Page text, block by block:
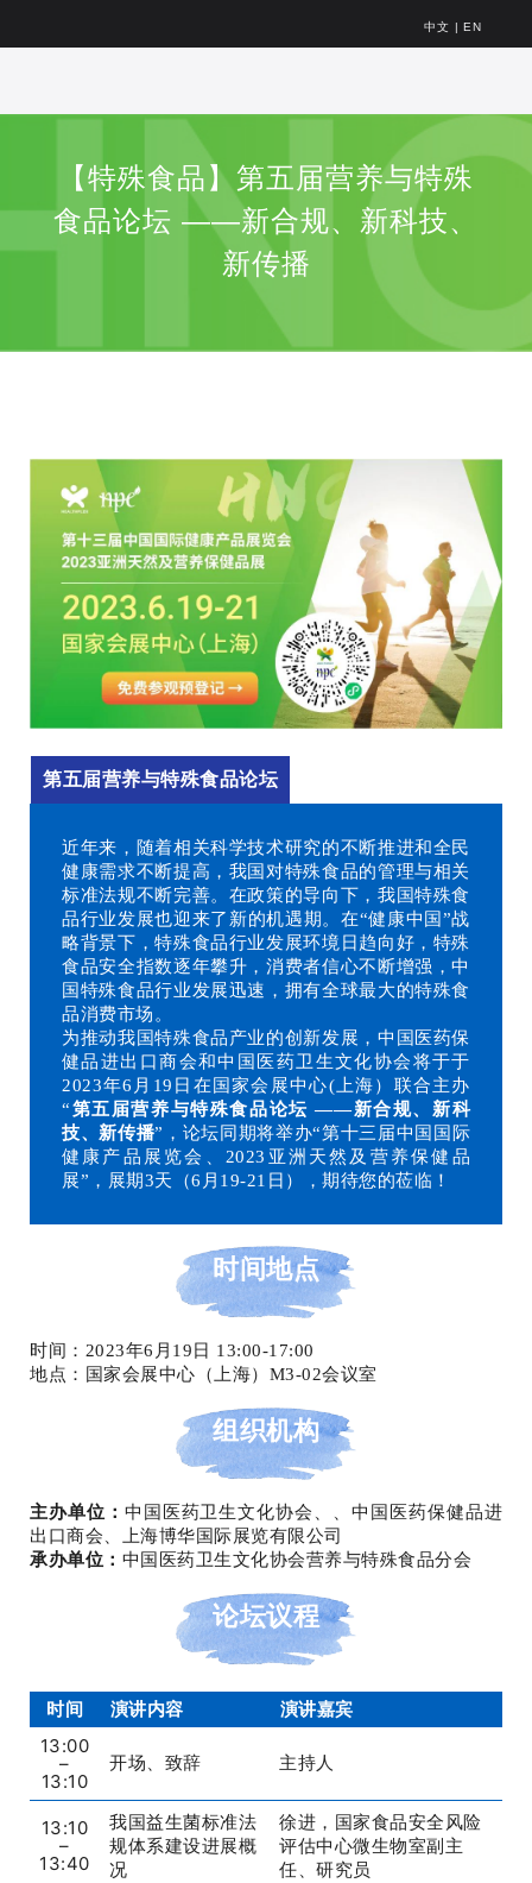
中文 | EN
【特殊食品】第五届营养与特殊
食品论坛 ——新合规、新科技、
新传播
第五届营养与特殊食品论坛
近年来，随着相关科学技术研究的不断推进和全民
健康需求不断提高，我国对特殊食品的管理与相关
标准法规不断完善。在政策的导向下，我国特殊食
品行业发展也迎来了新的机遇期。在“健康中国”战
略背景下，特殊食品行业发展环境日趋向好，特殊
食品安全指数逐年攀升，消费者信心不断增强，中
国特殊食品行业发展迅速，拥有全球最大的特殊食
品消费市场。
为推动我国特殊食品产业的创新发展，中国医药保
健品进出口商会和中国医药卫生文化协会将于于
2023年6月19日在国家会展中心(上海）联合主办
“第五届营养与特殊食品论坛 ——新合规、新科
技、新传播”，论坛同期将举办“第十三届中国国际
健康产品展览会、2023亚洲天然及营养保健品
展”，展期3天（6月19-21日），期待您的莅临！
时间地点
时间：2023年6月19日 13:00-17:00
地点：国家会展中心（上海）M3-02会议室
组织机构
主办单位： 中国医药卫生文化协会、、中国医药保健品进
出口商会、上海博华国际展览有限公司
承办单位： 中国医药卫生文化协会营养与特殊食品分会
论坛议程
时间 演讲内容
演讲嘉宾
13:00
–
13:10
开场、致辞 主持人
13:10
–
13:40
我国益生菌标准法
规体系建设进展概
况
徐进，国家食品安全风险
评估中心微生物室副主
任、研究员